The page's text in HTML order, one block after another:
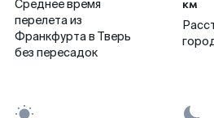
Среднее время
перелета из
Франкфурта в Тверь
без пересадок
км